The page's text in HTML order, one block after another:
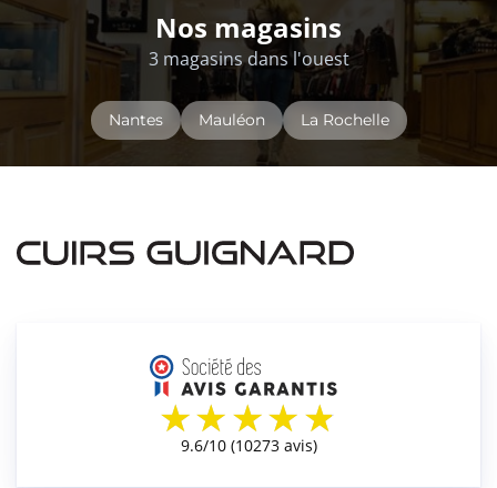
Nos magasins
3 magasins dans l'ouest
Nantes Mauléon La Rochelle